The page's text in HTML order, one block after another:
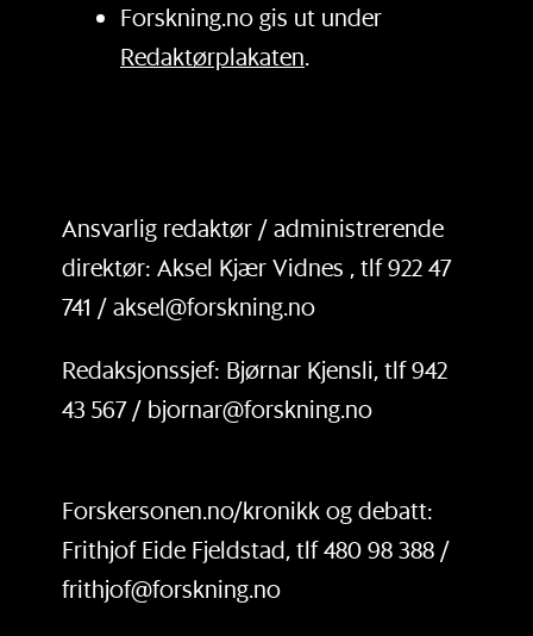
Forskning.no gis ut under
Redaktørplakaten.
Ansvarlig redaktør / administrerende
direktør: Aksel Kjær Vidnes , tlf 922 47
741 / aksel@forskning.no
Redaksjonssjef: Bjørnar Kjensli, tlf 942
43 567 / bjornar@forskning.no
Forskersonen.no/kronikk og debatt:
Frithjof Eide Fjeldstad, tlf 480 98 388 /
frithjof@forskning.no